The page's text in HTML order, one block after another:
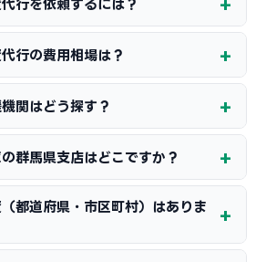
行を依頼するには？
行の費用相場は？
関はどう探す？
群馬県支店はどこですか？
都道府県・市区町村）はありま